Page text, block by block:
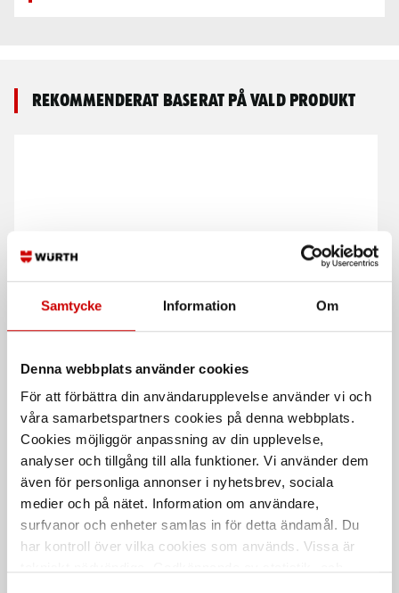
Samtycke Information Om
Denna webbplats använder cookies
För att förbättra din användarupplevelse använder vi och
våra samarbetspartners cookies på denna webbplats.
Cookies möjliggör anpassning av din upplevelse,
analyser och tillgång till alla funktioner. Vi använder dem
även för personliga annonser i nyhetsbrev, sociala
medier och på nätet. Information om användare,
surfvanor och enheter samlas in för detta ändamål. Du
har kontroll över vilka cookies som används. Vissa är
Rekommenderat baserat på vald produkt
Fogskum, Året runt
1K året-runt-skum
Snabbhärdande fogskum
1K polyuretanskum
Murarsnöre
3-slagna linor av 100%
Brandhämmande akryl